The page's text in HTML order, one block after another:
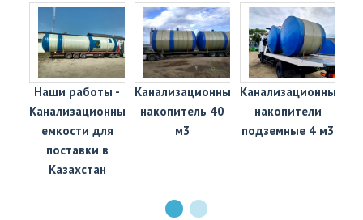
Наши работы -
Канализационные
емкости для
поставки в
Казахстан
Канализационный
накопитель 40
м3
Канализационные
накопители
подземные 4 м3